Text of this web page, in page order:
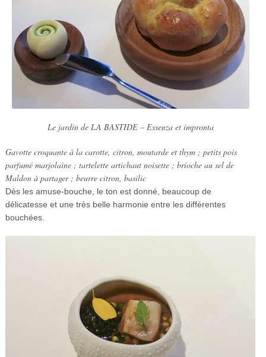
Le jardin de LA BASTIDE – Essenza et impronta
Gavotte croquante à la carotte, citron, moutarde et thym ; petits pois
parfumé marjolaine ; tartelette artichaut noisette ; brioche au sel de
Maldon à partager ; beurre citron, basilic
Dès les amuse-bouche, le ton est donné, beaucoup de
délicatesse et une très belle harmonie entre les différentes
bouchées.